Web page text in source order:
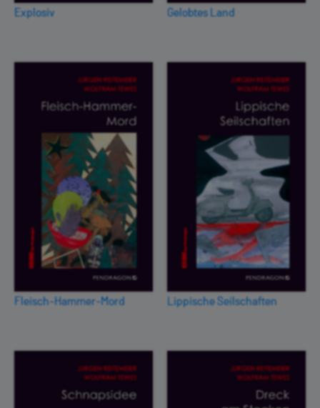
Explosiv Gelobtes Land
Fleisch-Hammer-Mord Lippische Seilschaften